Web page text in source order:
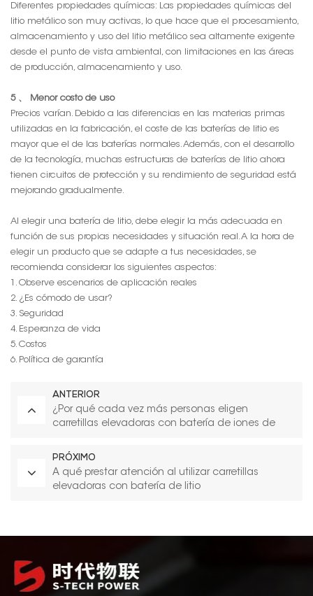
Diferentes propiedades químicas: Las propiedades químicas del
litio metálico son muy activas, lo que hace que el procesamiento,
almacenamiento y uso del litio metálico sea altamente exigente
desde el punto de vista ambiental, con limitaciones en las áreas
de producción, almacenamiento y uso.
5 、 Menor costo de uso
Precios varían. Debido a las diferencias en las materias primas
utilizadas en la fabricación, el coste de las baterías de litio es
mayor que el de las baterías normales. Además, con el desarrollo
de la tecnología, muchas estructuras de baterías de litio ahora
tienen circuitos de protección y su rendimiento de seguridad está
mejorando gradualmente.
Al elegir una batería de litio, debe elegir la más adecuada en
función de sus propias necesidades y situación real. A la hora de
elegir un producto que se adapte a tus necesidades, se
recomienda considerar los siguientes aspectos:
1. Observe escenarios de aplicación reales
2. ¿Es cómodo de usar?
3. Seguridad
4. Esperanza de vida
5. Costos
6. Política de garantía
ANTERIOR
¿Por qué cada vez más personas eligen
carretillas elevadoras con batería de iones de
PRÓXIMO
A qué prestar atención al utilizar carretillas
elevadoras con batería de litio